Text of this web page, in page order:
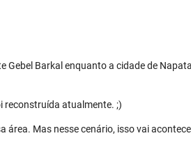
Barkal enquanto a cidade de
reconstruída atualmente. ;)
área. Mas nesse cenário, isso vai